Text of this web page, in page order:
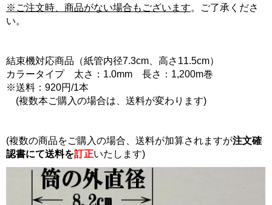
※ご注文時、商品がない場合もございます。ご了承くださ
い。
結束機対応商品（紙管内径7.3cm、高さ11.5cm）
カラータイプ 太さ：1.0mm 長さ：1,200m巻
※送料：920円/1本
(複数本ご購入の場合は、送料が変わります)
(複数の商品をご購入の場合、送料が加算されますが注文確
認書にて送料を訂正いたします)